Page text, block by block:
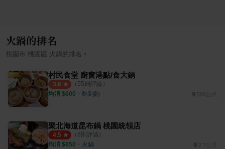
火鍋的排名
桃園市 桃園區 火鍋 的排名 ›
村民食堂 廚窗港點/食大鍋
3.6 （ 55則評論）
均消 $600 ・ 吃到飽 585公尺
聚北海道昆布鍋 桃園統領店
4.5 （ 8則評論）
均消 $650 ・ 火鍋